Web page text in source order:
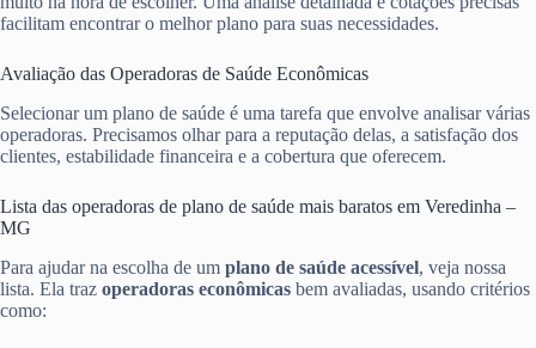
facilitam encontrar o melhor plano para suas necessidades.
Avaliação das Operadoras de Saúde Econômicas
Selecionar um plano de saúde é uma tarefa que envolve analisar várias
operadoras. Precisamos olhar para a reputação delas, a satisfação dos
clientes, estabilidade financeira e a cobertura que oferecem.
Lista das operadoras de plano de saúde mais baratos em Veredinha –
MG
Para ajudar na escolha de um plano de saúde acessível, veja nossa
lista. Ela traz operadoras econômicas bem avaliadas, usando critérios
como: